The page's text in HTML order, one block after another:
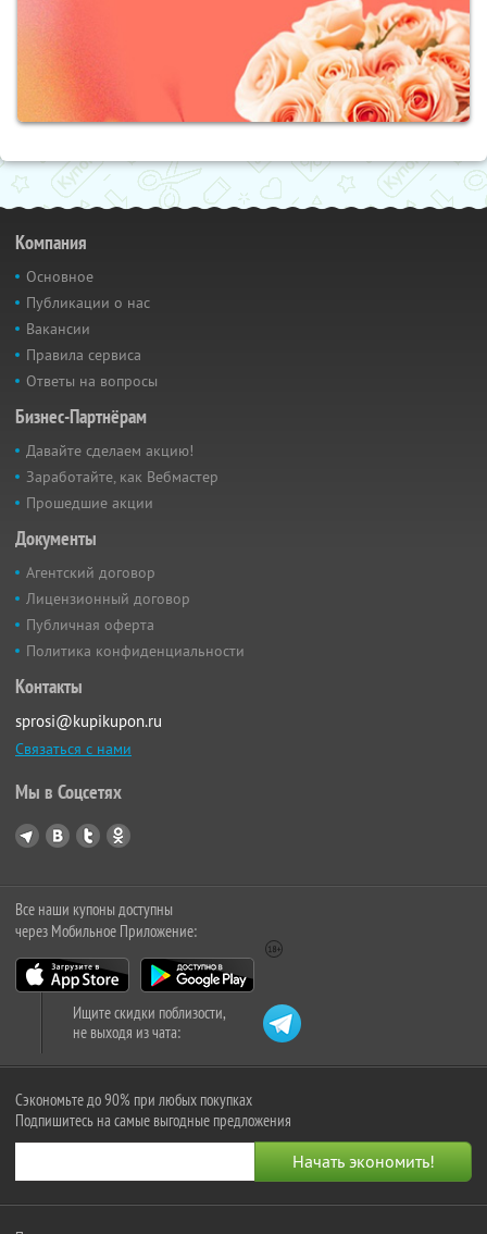
Компания
Основное
Публикации о нас
Вакансии
Правила сервиса
Ответы на вопросы
Бизнес-Партнёрам
Давайте сделаем акцию!
Заработайте, как Вебмастер
Прошедшие акции
Документы
Агентский договор
Лицензионный договор
Публичная оферта
Политика конфиденциальности
Контакты
sprosi@kupikupon.ru
Связаться с нами
Мы в Соцсетях
Все наши купоны доступны
через Мобильное Приложение:
Ищите скидки поблизости,
не выходя из чата:
Сэкономьте до 90% при любых покупках
Подпишитесь на самые выгодные предложения